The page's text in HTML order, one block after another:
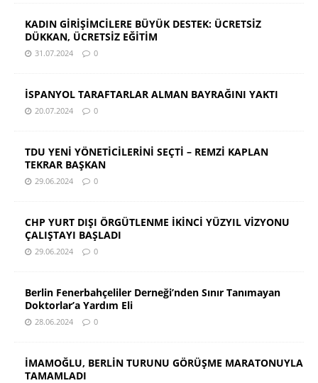
KADIN GİRİŞİMCİLERE BÜYÜK DESTEK: ÜCRETSİZ
DÜKKAN, ÜCRETSİZ EĞİTİM
31.07.2024 0
İSPANYOL TARAFTARLAR ALMAN BAYRAĞINI YAKTI
20.07.2024 0
TDU YENİ YÖNETİCİLERİNİ SEÇTİ – REMZİ KAPLAN
TEKRAR BAŞKAN
29.06.2024 0
CHP YURT DIŞI ÖRGÜTLENME İKİNCİ YÜZYIL VİZYONU
ÇALIŞTAYI BAŞLADI
29.06.2024 0
Berlin Fenerbahçeliler Derneği’nden Sınır Tanımayan
Doktorlar’a Yardım Eli
28.06.2024 0
İMAMOĞLU, BERLİN TURUNU GÖRÜŞME MARATONUYLA
TAMAMLADI